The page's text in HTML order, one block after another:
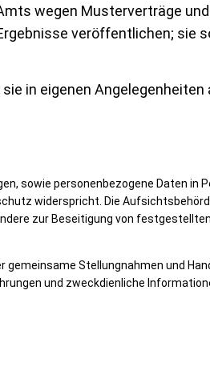
wegen Musterverträge
veröffentlichen; sie
sie in eigenen
sowie personenbezogene Daten in
widerspricht. Die
zur Beseitigung von
Stellungnahmen und
und zweckdienliche